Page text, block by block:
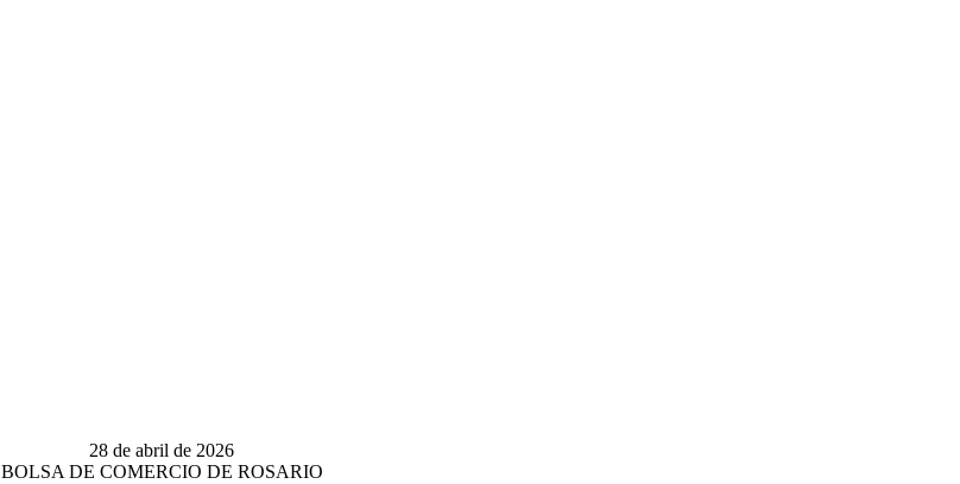
28 de abril de 2026
BOLSA DE COMERCIO DE ROSARIO